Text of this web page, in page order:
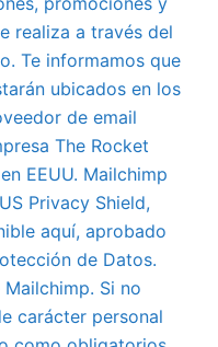
realiza a través del
Te informamos que
ubicados en los
de email
The Rocket
EEUU. Mailchimp
Privacy Shield,
aquí, aprobado
de Datos.
Si no
carácter personal